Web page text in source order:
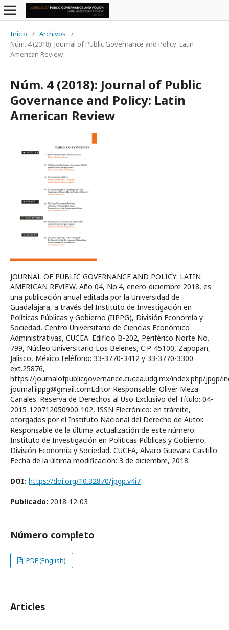
Inicio / Archivos
/
Núm. 4 (2018): Journal of Public Governance and Policy: Latin
American Review
Núm. 4 (2018): Journal of Public
Governance and Policy: Latin
American Review
JOURNAL OF PUBLIC GOVERNANCE AND POLICY: LATIN
AMERICAN REVIEW, Año 04, No.4, enero-diciembre 2018, es
una publicación anual editada por la Universidad de
Guadalajara, a través del Instituto de Investigación en
Políticas Públicas y Gobierno (IIPPG), División Economía y
Sociedad, Centro Universitario de Ciencias Económico
Administrativas, CUCEA. Edificio B-202, Periférico Norte No.
799, Núcleo Universitario Los Belenes, C.P. 45100, Zapopan,
Jalisco, México.Teléfono: 33-3770-3412 y 33-3770-3300
ext.25876,
https://journalofpublicgovernance.cucea.udg.mx/index.php/jpgp/
journal.iippg@gmail.comEditor Responsable: Oliver Meza
Canales. Reserva de Derechos al Uso Exclusivo del Título: 04-
2015-120712050900-102, ISSN Elecrónico: en trámite,
otorgados por el Instituto Nacional del Derecho de Autor.
Responsable de la última actualización de este número:
Instituto de Investigación en Políticas Públicas y Gobierno,
División Economía y Sociedad, CUCEA, Alvaro Guevara Castillo.
Fecha de la última modificación: 3 de diciembre, 2018.
DOI: https://doi.org/10.32870/jpgp.v4i7
Publicado: 2018-12-03
Número completo
PDF (English)
Articles